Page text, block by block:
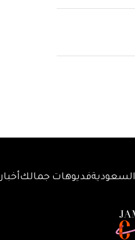
السعوديةفديوهات جمالكأخبار